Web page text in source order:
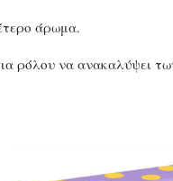
άρωμα.
ρόλου να ανακαλύψει